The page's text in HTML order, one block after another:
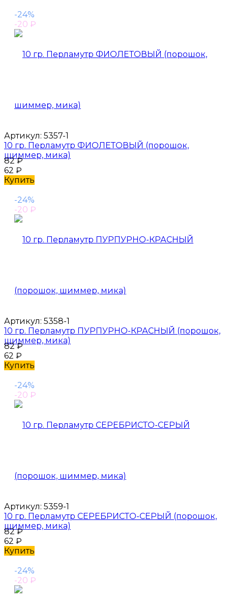
-24%
-20 ₽
Артикул: 5357-1
10 гр. Перламутр ФИОЛЕТОВЫЙ (порошок,
шиммер, мика)
82₽
62 ₽
Купить
-24%
-20 ₽
Артикул: 5358-1
10 гр. Перламутр ПУРПУРНО-КРАСНЫЙ (порошок,
шиммер, мика)
82₽
62 ₽
Купить
-24%
-20 ₽
Артикул: 5359-1
10 гр. Перламутр СЕРЕБРИСТО-СЕРЫЙ (порошок,
шиммер, мика)
82₽
62 ₽
Купить
-24%
-20 ₽